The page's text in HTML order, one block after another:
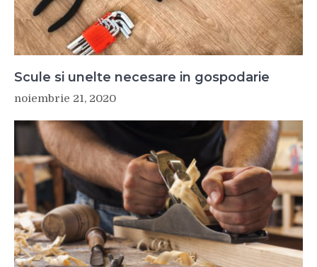
Scule si unelte necesare in gospodarie
noiembrie 21, 2020